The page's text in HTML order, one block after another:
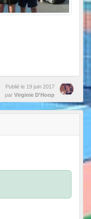
Publié le 19 juin 2017
par Virginie D'Hoop